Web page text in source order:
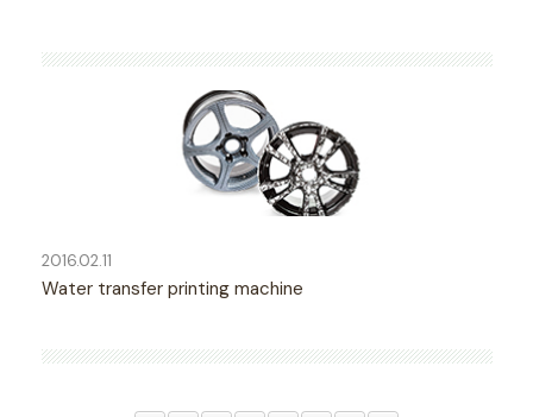
2016.02.11
Water transfer printing machine